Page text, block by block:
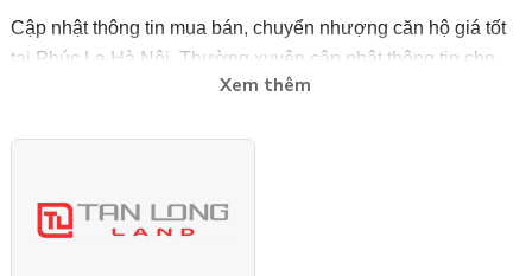
Cập nhật thông tin mua bán, chuyển nhượng căn hộ giá tốt
tại Phúc La Hà Nội. Thường xuyên cập nhật thông tin cho
tiết về diện tích, vị trí và giá bán căn hộ tại Phúc La Hà
thường xuyên cập nhật tình hình dự án bán tại Ciputra, Tân
Xem thêm